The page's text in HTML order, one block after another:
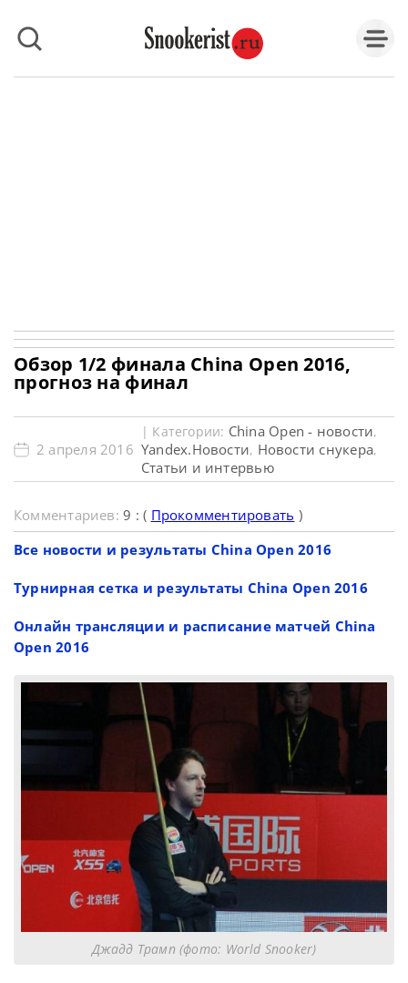
Обзор 1/2 финала China Open 2016,
прогноз на финал
2 апреля 2016
| Категории: China Open - новости,
Yandex.Новости, Новости снукера,
Статьи и интервью
Комментариев:9 : ( Прокомментировать )
Все новости и результаты Сhina Open 2016
Турнирная сетка и результаты Сhina Open 2016
Онлайн трансляции и расписание матчей Сhina
Open 2016
Джадд Трамп (фото: World Snooker)